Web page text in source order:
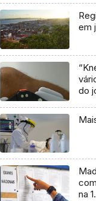
em
do
na